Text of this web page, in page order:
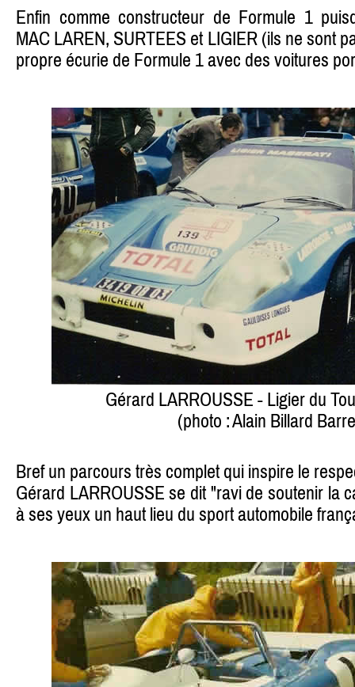
Enfin comme constructeur de Formule 1
MAC LAREN, SURTEES et LIGIER (ils ne sont
propre écurie de Formule 1 avec des voitures
Gérard LARROUSSE - Ligier du
(photo : Alain Billard
Bref un parcours très complet qui inspire le
Gérard LARROUSSE se dit "ravi de soutenir la
à ses yeux un haut lieu du sport automobile